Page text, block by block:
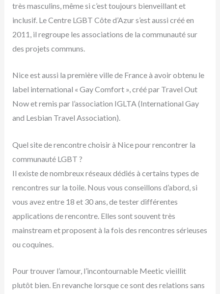
très masculins, même si c’est toujours bienveillant et
inclusif. Le Centre LGBT Côte d’Azur s’est aussi créé en
2011, il regroupe les associations de la communauté sur
des projets communs.
Nice est aussi la première ville de France à avoir obtenu le
label international « Gay Comfort », créé par Travel Out
Now et remis par l’association IGLTA (International Gay
and Lesbian Travel Association).
Quel site de rencontre choisir à Nice pour rencontrer la
communauté LGBT ?
Il existe de nombreux réseaux dédiés à certains types de
rencontres sur la toile. Nous vous conseillons d’abord, si
vous avez entre 18 et 30 ans, de tester différentes
applications de rencontre. Elles sont souvent très
mainstream et proposent à la fois des rencontres sérieuses
ou coquines.
Pour trouver l’amour, l’incontournable Meetic vieillit
plutôt bien. En revanche lorsque ce sont des relations sans